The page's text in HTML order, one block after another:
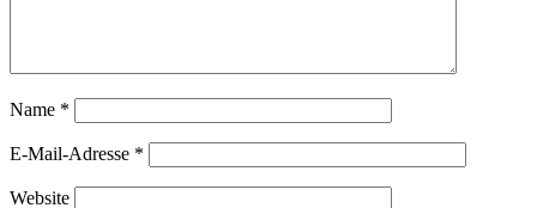
Name *
E-Mail-Adresse *
Website